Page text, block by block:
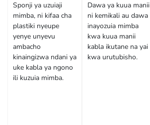
Sponji ya uzuiaji
mimba, ni kifaa cha
plastiki nyeupe
yenye unyevu
ambacho
kinaingizwa ndani ya
uke kabla ya ngono
ili kuzuia mimba.
Dawa ya kuua manii
ni kemikali au dawa
inayozuia mimba
kwa kuua manii
kabla ikutane na yai
kwa urutubisho.